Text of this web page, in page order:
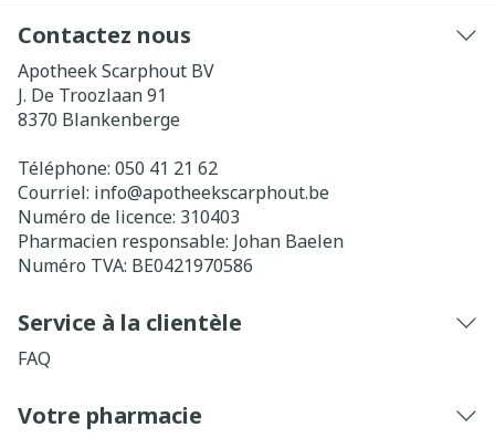
Contactez nous
Apotheek Scarphout BV
J. De Troozlaan 91
8370 Blankenberge
Téléphone: 050 41 21 62
Courriel: info@apotheekscarphout.be
Numéro de licence: 310403
Pharmacien responsable: Johan Baelen
Numéro TVA: BE0421970586
Service à la clientèle
FAQ
Votre pharmacie